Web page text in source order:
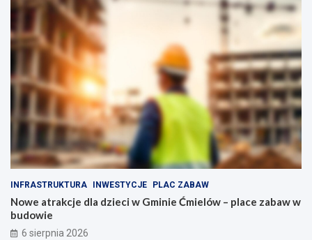
o
e
ł
e
a
r
a
c
j
d
l
a
r
o
o
d
b
n
m
n
p
ę
z
i
e
INFRASTRUKTURA INWESTYCJE PLAC ZABAW
Nowe atrakcje dla dzieci w Gminie Ćmielów – place zabaw w
budowie
6 sierpnia 2026